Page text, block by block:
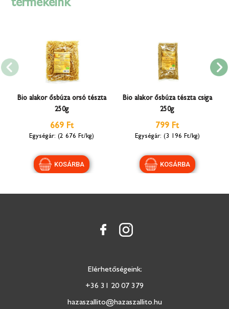
Bio alakor ősbúza orsó tészta
250g
669 Ft
(2 676 Ft/kg)
Bio alakor ősbúza tészta csiga
250g
799 Ft
(3 196 Ft/kg)
Elérhetőségeink:
+36 31 20 07 379
hazaszallito@hazaszallito.hu